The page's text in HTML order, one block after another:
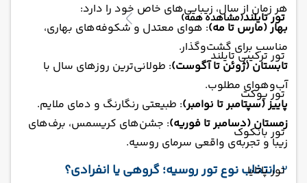
تور تایلند(مشاهده همه)
تور ترکیبی تایلند
تور پوکت
تور بانکوک
تور پاتایا
هر زمان از سال، زیبایی‌های خاص خود را دارد:
بهار (مارس تا مه): هوای معتدل و شکوفه‌های بهاری،
مناسب برای گشت‌وگذار.
تابستان (ژوئن تا آگوست): طولانی‌ترین روزهای سال با
آب‌وهوای مطلوب.
پاییز (سپتامبر تا نوامبر): طبیعتی رنگارنگ و دمای ملایم.
زمستان (دسامبر تا فوریه): جشن‌های کریسمس، برف‌های
زیبا و تجربه‌ی واقعی سرمای روسیه.
2. انتخاب نوع تور روسیه؛ گروهی یا انفرادی؟